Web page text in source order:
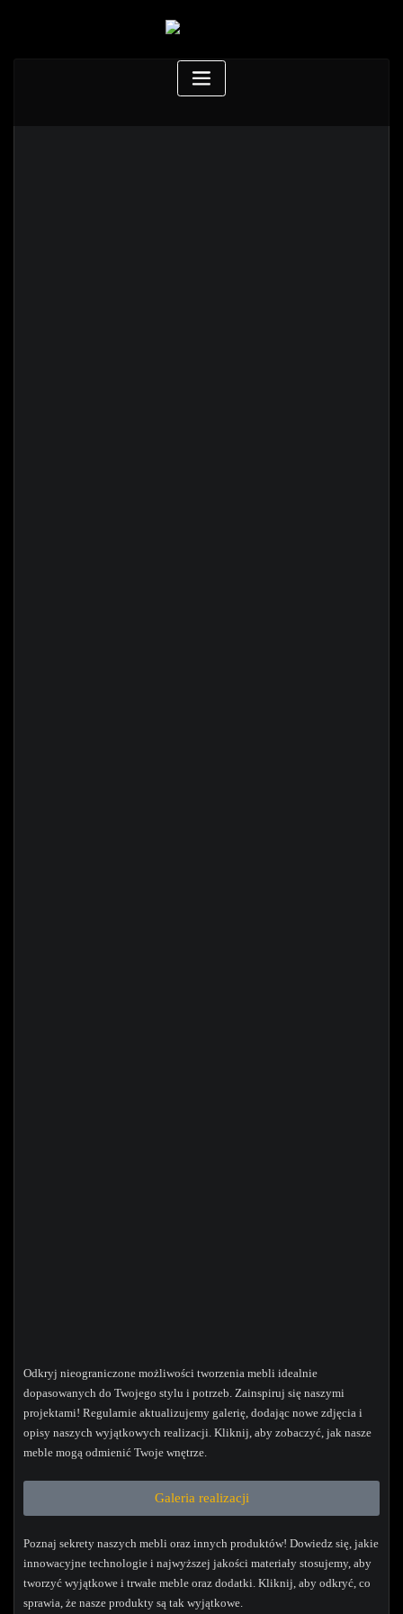
Odkryj nieograniczone możliwości tworzenia mebli idealnie
dopasowanych do Twojego stylu i potrzeb. Zainspiruj się naszymi
projektami! Regularnie aktualizujemy galerię, dodając nowe zdjęcia i
opisy naszych wyjątkowych realizacji. Kliknij, aby zobaczyć, jak nasze
meble mogą odmienić Twoje wnętrze.
Galeria realizacji
Poznaj sekrety naszych mebli oraz innych produktów! Dowiedz się, jakie
innowacyjne technologie i najwyższej jakości materiały stosujemy, aby
tworzyć wyjątkowe i trwałe meble oraz dodatki. Kliknij, aby odkryć, co
sprawia, że nasze produkty są tak wyjątkowe.